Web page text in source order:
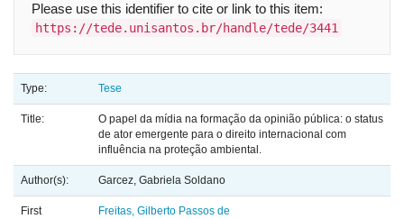
Please use this identifier to cite or link to this item:
https://tede.unisantos.br/handle/tede/3441
Type: Tese
Title:
O papel da mídia na formação da opinião pública: o status
de ator emergente para o direito internacional com
influência na proteção ambiental.
Author(s): Garcez, Gabriela Soldano
First
Freitas, Gilberto Passos de